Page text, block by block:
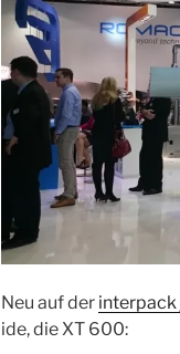
Neu auf der interpack
ide, die XT 600: